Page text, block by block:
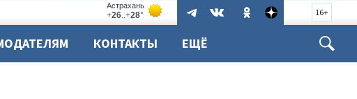
16+
КОНТАКТЫ ЕЩЁ